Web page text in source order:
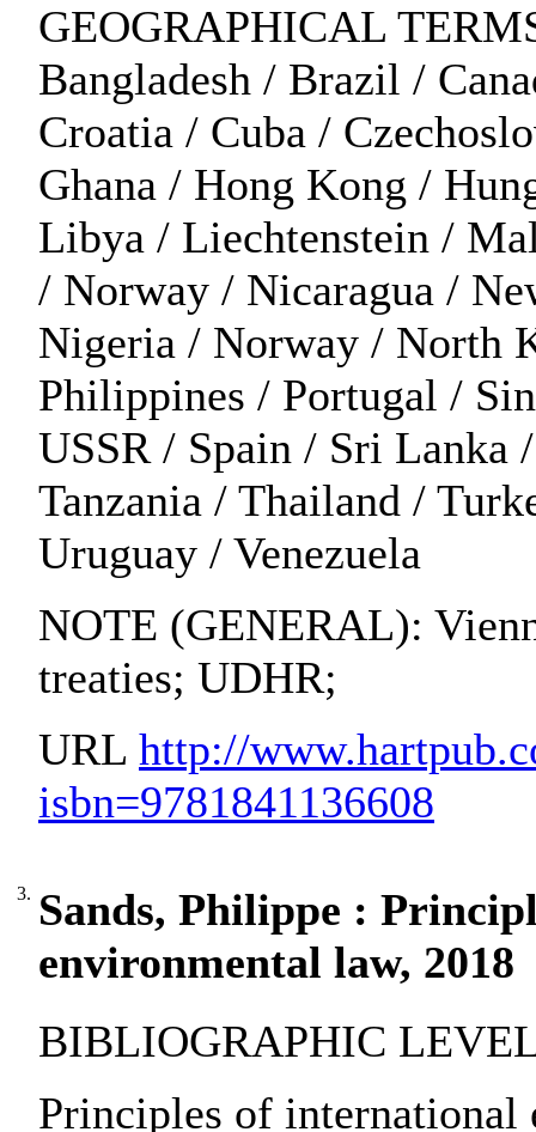
GEOGRAPHICAL
Bangladesh / Brazil /
Croatia / Cuba /
Ghana / Hong Kong /
Libya / Liechtenstein /
/ Norway / Nicaragua /
Nigeria / Norway / North
Philippines / Portugal /
USSR / Spain / Sri Lanka
Tanzania / Thailand /
Uruguay / Venezuela
NOTE (GENERAL):
treaties; UDHR;
URL http://
isbn=9781841136608
3. Sands, Philippe :
environmental law, 2018
BIBLIOGRAPHIC
Principles of international